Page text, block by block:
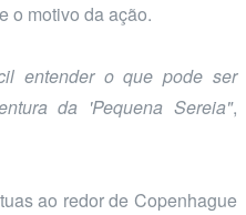
o motivo da ação.
entender o que pode ser
da 'Pequena Sereia",
ao redor de Copenhague